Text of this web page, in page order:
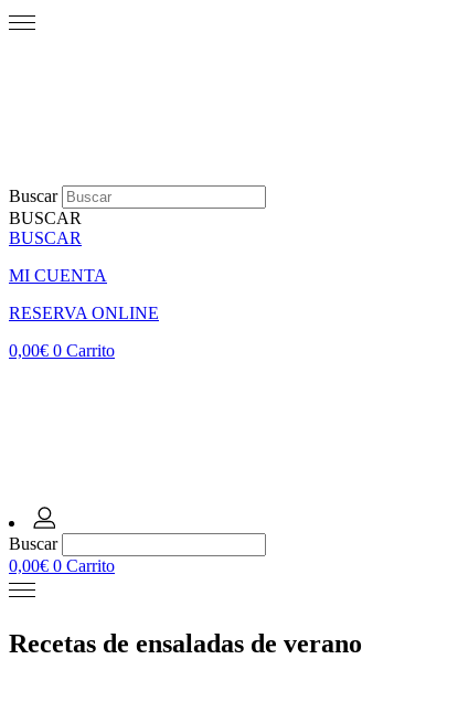
Buscar
BUSCAR
BUSCAR
MI CUENTA
RESERVA ONLINE
0,00€ 0 Carrito
Buscar
0,00€ 0 Carrito
Recetas de ensaladas de verano